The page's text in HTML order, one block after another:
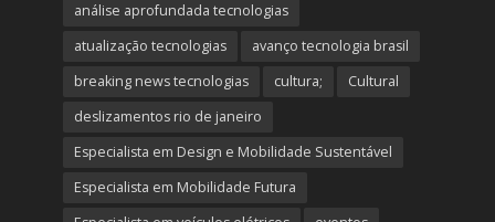
análise aprofundada tecnologias
atualização tecnologias
avanço tecnologia brasil
breaking news tecnologias
cultura;
Cultural
deslizamentos rio de janeiro
Especialista em Design e Mobilidade Sustentável
Especialista em Mobilidade Futura